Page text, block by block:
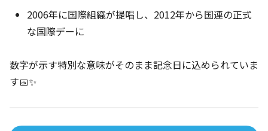
2006年に国際組織が提唱し、2012年から国連の正式
な国際デーに
数字が示す特別な意味がそのまま記念日に込められていま
す📅✨